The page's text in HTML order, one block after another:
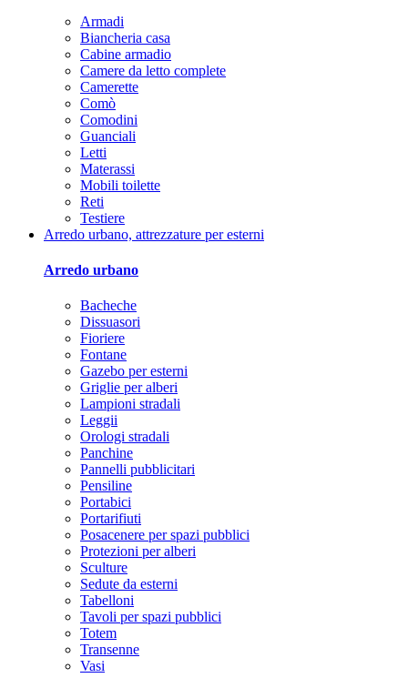
Armadi
Biancheria casa
Cabine armadio
Camere da letto complete
Camerette
Comò
Comodini
Guanciali
Letti
Materassi
Mobili toilette
Reti
Testiere
Arredo urbano, attrezzature per esterni
Arredo urbano
Bacheche
Dissuasori
Fioriere
Fontane
Gazebo per esterni
Griglie per alberi
Lampioni stradali
Leggii
Orologi stradali
Panchine
Pannelli pubblicitari
Pensiline
Portabici
Portarifiuti
Posacenere per spazi pubblici
Protezioni per alberi
Sculture
Sedute da esterni
Tabelloni
Tavoli per spazi pubblici
Totem
Transenne
Vasi